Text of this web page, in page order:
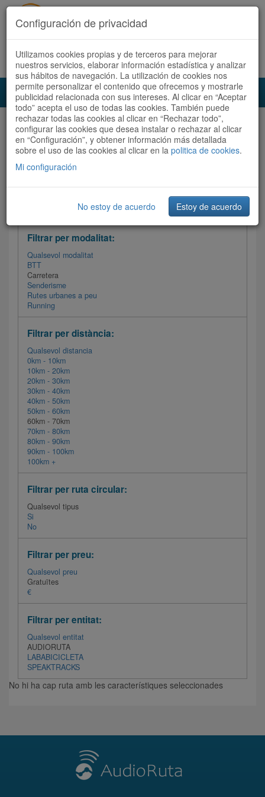
Accedeix Registra't ara Español Català
Audioruta Totes les rutes
Totes les rutes Ordenar per: Més recents / Dificultat
Filtrar les rutes
Filtrar per modalitat:
Qualsevol modalitat
BTT
Carretera
Senderisme
Rutes urbanes a peu
Running
Filtrar per distància:
Qualsevol distancia
0km - 10km
10km - 20km
20km - 30km
30km - 40km
40km - 50km
50km - 60km
60km - 70km
70km - 80km
80km - 90km
90km - 100km
100km +
Filtrar per ruta circular:
Qualsevol tipus
Si
No
Filtrar per preu:
Qualsevol preu
Gratuïtes
€
Filtrar per entitat:
Qualsevol entitat
AUDIORUTA
LABABICICLETA
SPEAKTRACKS
No hi ha cap ruta amb les característiques seleccionades
Configuración de privacidad
Utilizamos cookies propias y de terceros para mejorar
nuestros servicios, elaborar información estadística y analizar
sus hábitos de navegación. La utilización de cookies nos
permite personalizar el contenido que ofrecemos y mostrarle
publicidad relacionada con sus intereses. Al clicar en “Aceptar
todo” acepta el uso de todas las cookies. También puede
rechazar todas las cookies al clicar en “Rechazar todo”,
configurar las cookies que desea instalar o rechazar al clicar
en “Configuración”, y obtener información más detallada
sobre el uso de las cookies al clicar en la politica de cookies.
Mi configuración
No estoy de acuerdo Estoy de acuerdo